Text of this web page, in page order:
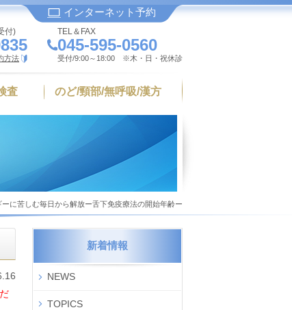
インターネット予約
付)
方法
TEL＆FAX
045-595-0560
受付/9:00～18:00 ※木・日・祝休診
査 のど/頸部/無呼吸/漢方
に苦しむ毎日から解放ー舌下免疫療法の開始年齢ー
新着情報
NEWS
TOPICS